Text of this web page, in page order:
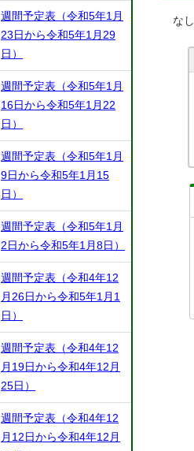
なし
週間予定表（令和5年1月
23日から令和5年1月29
日）
週間予定表（令和5年1月
16日から令和5年1月22
日）
週間予定表（令和5年1月
9日から令和5年1月15
日）
週間予定表（令和5年1月
2日から令和5年1月8日）
週間予定表（令和4年12
月26日から令和5年1月1
日）
週間予定表（令和4年12
月19日から令和4年12月
25日）
週間予定表（令和4年12
月12日から令和4年12月